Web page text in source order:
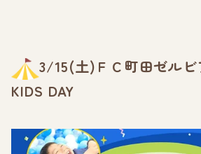
3/15(土)ＦＣ町田ゼルビ
KIDS DAY